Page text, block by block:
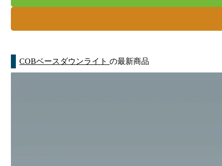
COBベースダウンライトの最新商品